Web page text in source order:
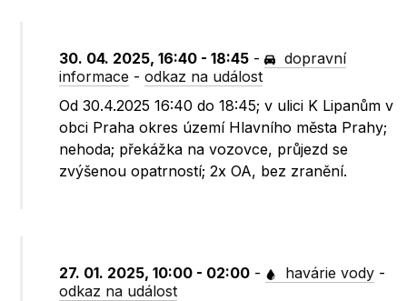
30. 04. 2025, 16:40 - 18:45 -
dopravní
informace -odkaz na událost
Od 30.4.2025 16:40 do 18:45; v ulici K Lipanům v
obci Praha okres území Hlavního města Prahy;
nehoda; překážka na vozovce, průjezd se
zvýšenou opatrností; 2x OA, bez zranění.
27. 01. 2025, 10:00 - 02:00 - havárie vody -
odkaz na událost